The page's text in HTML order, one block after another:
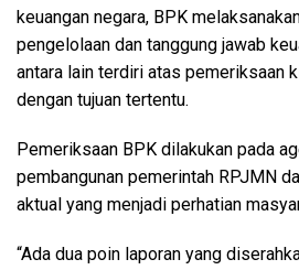
keuangan negara, BPK
pengelolaan dan tanggung jawab
antara lain terdiri atas pemeriksaan
dengan tujuan tertentu.
Pemeriksaan BPK dilakukan pada
pembangunan pemerintah RPJMN
aktual yang menjadi perhatian
“Ada dua poin laporan yang